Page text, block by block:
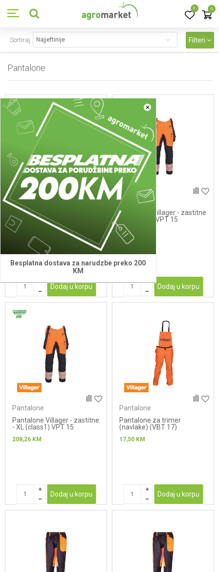
0 0
×
Besplatna dostava za narudzbe preko 200
KM
Pantalone
Sortiraj Filteri
Pantalone
537803 - Zastitne navlake
za pantalone
233,42
Dodaj u korpu
Pantalone
Pantalone Villager - zastitne
- L (class 1) VPT 15
208,26
Dodaj u korpu
Pantalone
Pantalone Villager - zastitne
- XL (class1) VPT 15
208,26 KM
Dodaj u korpu
Pantalone
Pantalone za trimer
(navlake) (VBT 17)
17,50 KM
Dodaj u korpu